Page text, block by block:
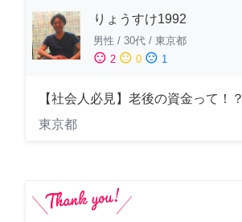
りょうすけ1992
男性 / 30代 / 東京都
sentiment_satisfied 2 sentiment_neutral 0 sentiment_dissatisfied 1
【社会人必見】老後の資金って！？
東京都